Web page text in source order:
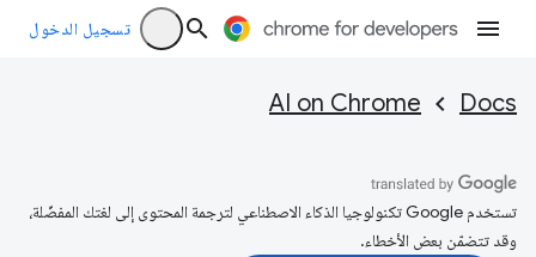
تسجيل الدخول
Docs
AI on Chrome
تستخدم Google تكنولوجيا الذكاء الاصطناعي لترجمة المحتوى إلى لغتك المفضّلة،
وقد تتضمّن بعض الأخطاء.